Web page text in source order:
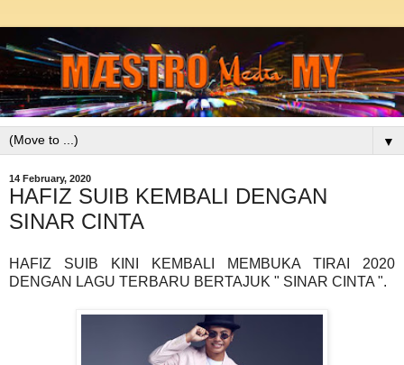
▼
14 February, 2020
HAFIZ SUIB KEMBALI DENGAN
SINAR CINTA
HAFIZ SUIB KINI KEMBALI MEMBUKA TIRAI 2020
DENGAN LAGU TERBARU BERTAJUK " SINAR CINTA ".